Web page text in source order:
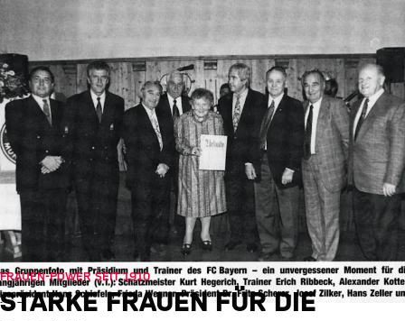
FRAUEN-POWER SEIT 1910
STARKE FRAUEN FÜR DIE